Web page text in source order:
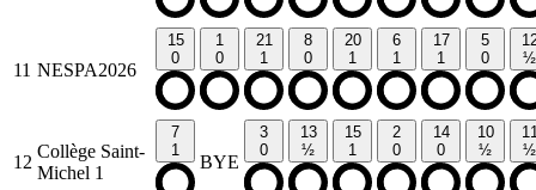
11 NESPA2026
15
0
1
0
21
1
8
0
20
1
6
1
17
1
5
0
½
12
Collège Saint-
Michel 1
7
1
BYE
3
0
13
½
15
1
2
0
14
0
10
½
½